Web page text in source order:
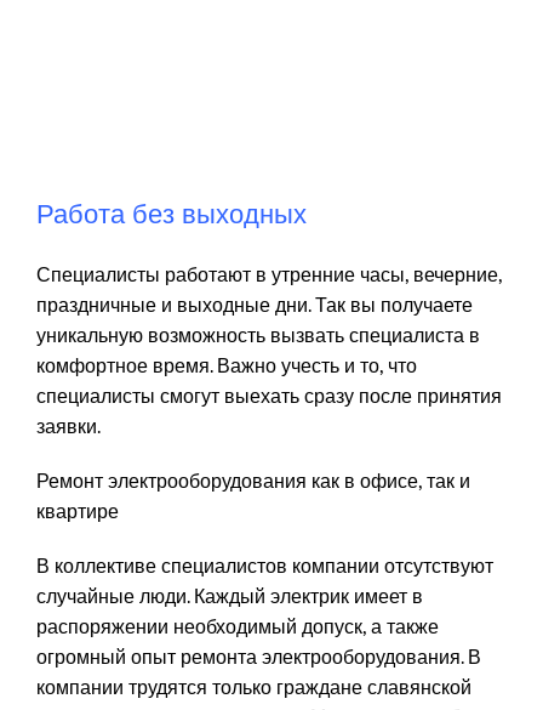
Работа без выходных
Специалисты работают в утренние часы, вечерние,
праздничные и выходные дни. Так вы получаете
уникальную возможность вызвать специалиста в
комфортное время. Важно учесть и то, что
специалисты смогут выехать сразу после принятия
заявки.
Ремонт электрооборудования как в офисе, так и
квартире
В коллективе специалистов компании отсутствуют
случайные люди. Каждый электрик имеет в
распоряжении необходимый допуск, а также
огромный опыт ремонта электрооборудования. В
компании трудятся только граждане славянской